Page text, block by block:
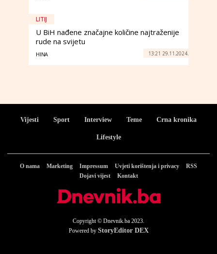
LITIJ
U BiH nađene značajne količine najtraženije
rude na svijetu
HINA 13:21 29.11.2024.
Vijesti Sport Interview Teme Crna kronika
Lifestyle
O nama Marketing Impressum Uvjeti korištenja i privacy
RSS
Dojavi vijest
Kontakt
Copyright © Dnevnik.ba 2023.
Powered by StoryEditor DEX